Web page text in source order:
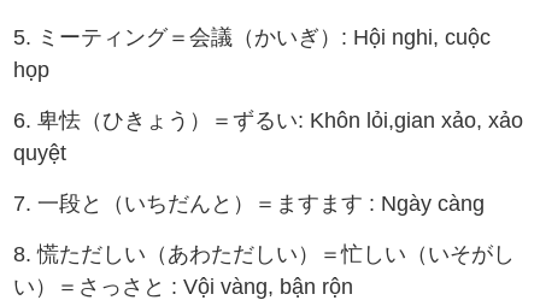
5. ミーティング＝会議（かいぎ）: Hội nghi, cuộc
họp
6. 卑怯（ひきょう）＝ずるい: Khôn lỏi,gian xảo, xảo
quyệt
7. 一段と（いちだんと）＝ますます : Ngày càng
8. 慌ただしい（あわただしい）＝忙しい（いそがし
い）＝さっさと : Vội vàng, bận rộn